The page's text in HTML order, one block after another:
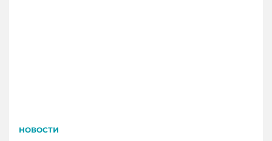
НОВОСТИ